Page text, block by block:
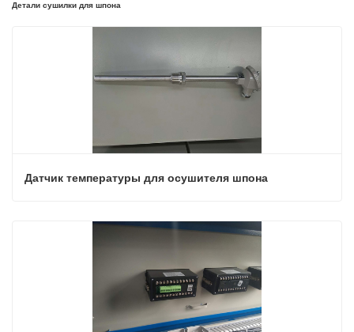
Детали сушилки для шпона
Датчик температуры для осушителя шпона